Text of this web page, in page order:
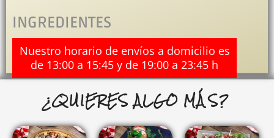
INGREDIENTES
Nuestro horario de envíos a domicilio es
de 13:00 a 15:45 y de 19:00 a 23:45 h
¿QUIERES ALGO MÁS?